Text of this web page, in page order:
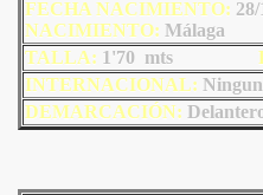
FECHA NACIMIENTO:
NACIMIENTO: Málaga
TALLA: 1'70 mts
INTERNACIONAL:
DEMARCACIÓN: